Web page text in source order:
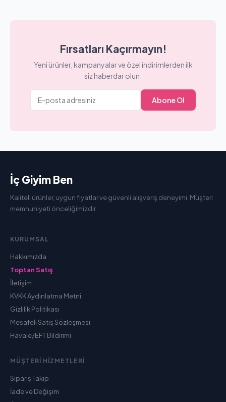
Fırsatları Kaçırmayın!
Yeni ürünler, kampanyalar ve özel indirimlerden ilk
siz haberdar olun.
Abone Ol
İç Giyim Ben
Kaliteli ürünler, uygun fiyatlar ve güvenli alışveriş deneyimi. Müşteri
memnuniyeti önceliğimizdir.
KURUMSAL
Hakkımızda
Toptan Satış
İletişim
KVKK Aydınlatma Metni
Gizlilik Politikası
Mesafeli Satış Sözleşmesi
Havale/EFT Bildirimi
MÜŞTERI HIZMETLERI
Sipariş Takip
İade ve Değişim